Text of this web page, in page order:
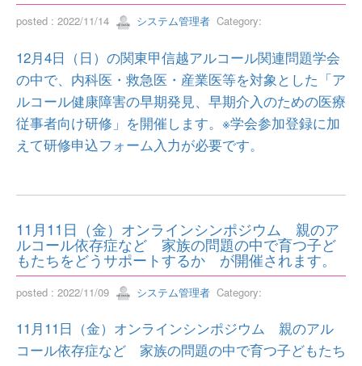
posted : 2022/11/14 システム管理者 Category:
12月4日（日）の関東甲信越アルコール関連問題学会
の中で、内科医・救急医・産業医等を対象とした「ア
ルコール健康障害の早期発見、早期介入のための医療
従事者向け研修」を開催します。※学会参加登録に加
えて研修申込フォーム入力が必要です。
11月11日（金）オンラインシンポジウム 親のア
ルコール依存症など 家族の問題の中で育つ子ど
もたちをどうサポートするか が開催されます。
posted : 2022/11/09 システム管理者 Category:
11月11日（金）オンラインシンポジウム 親のアル
コール依存症など 家族の問題の中で育つ子どもたち